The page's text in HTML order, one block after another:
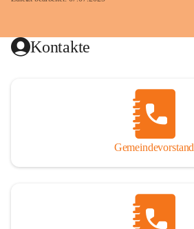
Kontakte
Gemeindevorstand